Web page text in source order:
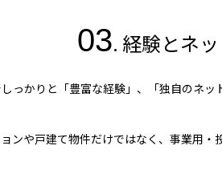
03. 経験とネ
っかりと「豊富な経験」、「独自のネッ
ンや戸建て物件だけではなく、事業用